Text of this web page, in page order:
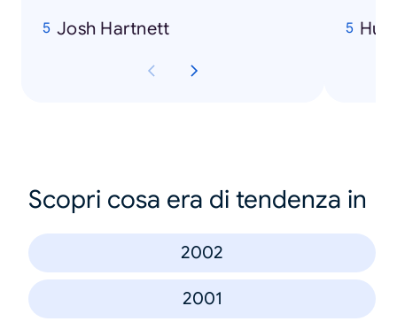
Josh Hartnett
Hulk
Scopri cosa era di tendenza in
2002
2001